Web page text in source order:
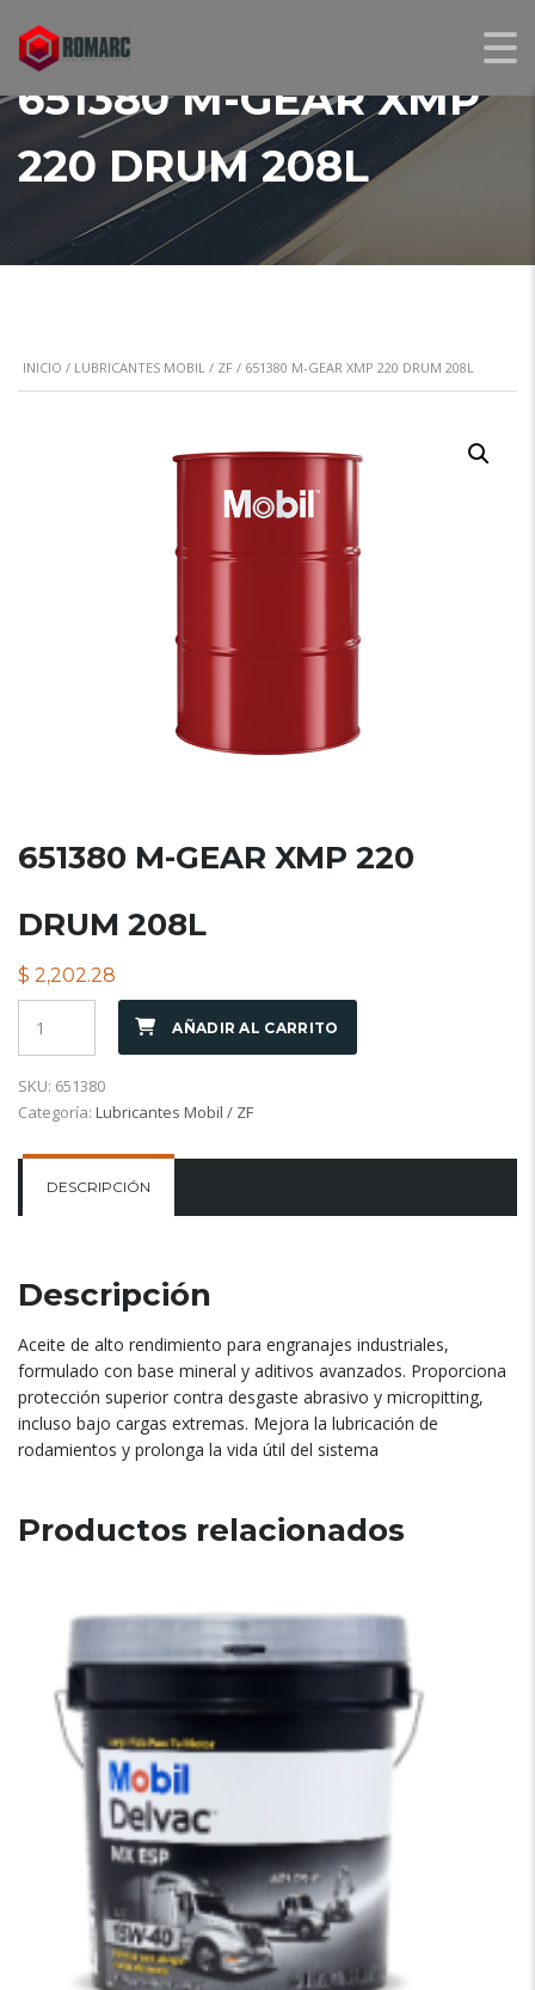
651380 M-GEAR XMP
220 DRUM 208L
INICIO / LUBRICANTES MOBIL / ZF / 651380 M-GEAR XMP 220 DRUM 208L
651380 M-GEAR XMP 220
DRUM 208L
$ 2,202.28
AÑADIR AL CARRITO
SKU: 651380
Categoría: Lubricantes Mobil / ZF
DESCRIPCIÓN
Descripción
Aceite de alto rendimiento para engranajes industriales,
formulado con base mineral y aditivos avanzados. Proporciona
protección superior contra desgaste abrasivo y micropitting,
incluso bajo cargas extremas. Mejora la lubricación de
rodamientos y prolonga la vida útil del sistema
Productos relacionados